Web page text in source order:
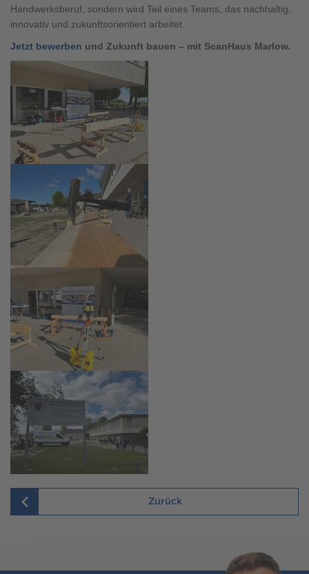
Handwerksberuf, sondern wird Teil eines Teams, das nachhaltig,
innovativ und zukunftsorientiert arbeitet.
Jetzt bewerben und Zukunft bauen – mit ScanHaus Marlow.
Zurück